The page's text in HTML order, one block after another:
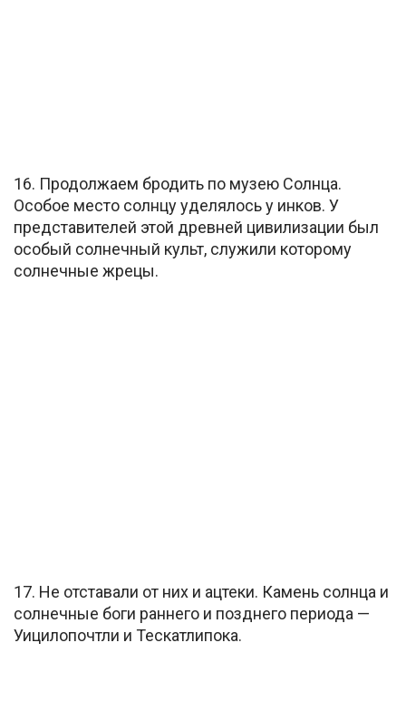
16. Продолжаем бродить по музею Солнца.
Особое место солнцу уделялось у инков. У
представителей этой древней цивилизации был
особый солнечный культ, служили которому
солнечные жрецы.
17. Не отставали от них и ацтеки. Камень солнца и
солнечные боги раннего и позднего периода —
Уицилопочтли и Тескатлипока.